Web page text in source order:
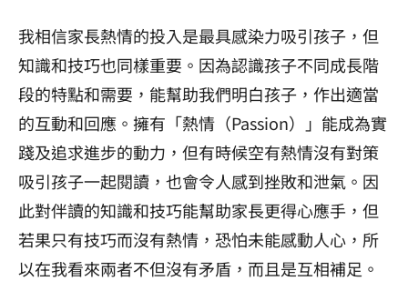
我相信家長熱情的投入是最具感染力吸引孩子，但
知識和技巧也同樣重要。因為認識孩子不同成長階
段的特點和需要，能幫助我們明白孩子，作出適當
的互動和回應。擁有「熱情（Passion）」能成為實
踐及追求進步的動力，但有時候空有熱情沒有對策
吸引孩子一起閱讀，也會令人感到挫敗和泄氣。因
此對伴讀的知識和技巧能幫助家長更得心應手，但
若果只有技巧而沒有熱情，恐怕未能感動人心，所
以在我看來兩者不但沒有矛盾，而且是互相補足。